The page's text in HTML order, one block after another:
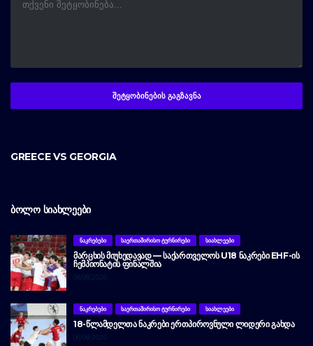
GREECE VS GEORGIA
ᲑᲝᲚᲝ ᲡᲘᲐᲮᲚᲔᲔᲑᲘ
ᲜᲐᲙᲠᲔᲑᲔᲑᲘ ᲡᲐᲔᲠᲗᲐᲨᲘᲠᲘᲡᲝ ᲢᲣᲠᲜᲘᲠᲔᲑᲘ ᲡᲘᲐᲮᲚᲔᲔᲑᲘ
ᲛᲐᲠᲪᲮᲘᲡ ᲛᲘᲣᲮᲔᲓᲐᲕᲐᲓ — ᲡᲐᲥᲐᲠᲗᲕᲔᲚᲝᲡ U18 ᲜᲐᲙᲠᲔᲑᲘ EHF-ᲘᲡ
ᲩᲔᲛᲞᲘᲝᲜᲐᲢᲘᲡ ᲤᲘᲜᲐᲚᲨᲘᲐ
08/08/2026
ᲜᲐᲙᲠᲔᲑᲔᲑᲘ ᲡᲐᲔᲠᲗᲐᲨᲘᲠᲘᲡᲝ ᲢᲣᲠᲜᲘᲠᲔᲑᲘ ᲡᲘᲐᲮᲚᲔᲔᲑᲘ
18-ᲬᲚᲐᲛᲓᲔᲚᲗᲐ ᲜᲐᲙᲠᲔᲑᲘ ᲔᲠᲗᲞᲘᲠᲝᲕᲜᲣᲚᲘ ᲚᲘᲓᲔᲠᲘ ᲒᲐᲮᲓᲐ
06/08/2026